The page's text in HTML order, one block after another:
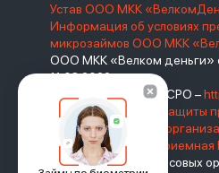
Устав ООО МКК
Информация об условиях
микрозаймов ООО МКК
ООО МКК «Велком деньги»
11.03.2022 г.
Официальный сайт СРО –
Базовый стандарт защиты
саморегулируемых
РоссииИнтернет-приемная
Реестр микрофинансовых